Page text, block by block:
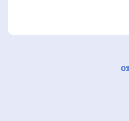
01